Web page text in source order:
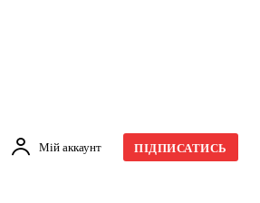
Мій аккаунт ПІДПИСАТИСЬ